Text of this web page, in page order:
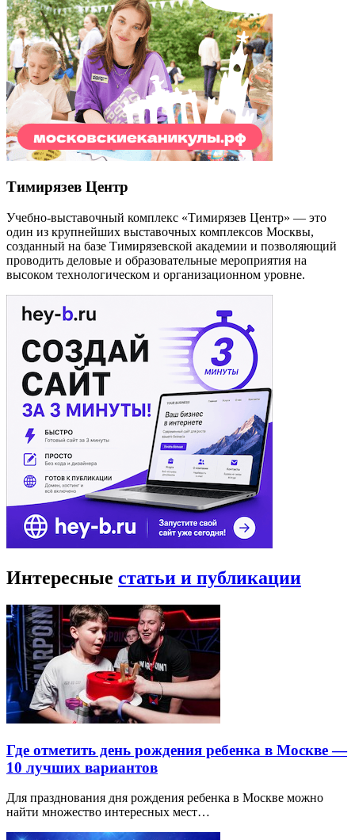
Тимирязев Центр
Учебно-выставочный комплекс «Тимирязев Центр» — это
один из крупнейших выставочных комплексов Москвы,
созданный на базе Тимирязевской академии и позволяющий
проводить деловые и образовательные мероприятия на
высоком технологическом и организационном уровне.
Интересные статьи и публикации
Где отметить день рождения ребенка в Москве —
10 лучших вариантов
Для празднования дня рождения ребенка в Москве можно
найти множество интересных мест…